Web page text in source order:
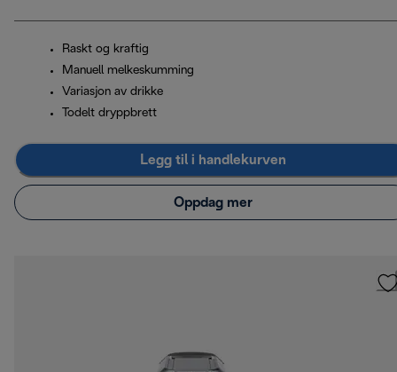
Raskt og kraftig
Manuell melkeskumming
Variasjon av drikke
Todelt dryppbrett
Legg til i handlekurven
Oppdag mer